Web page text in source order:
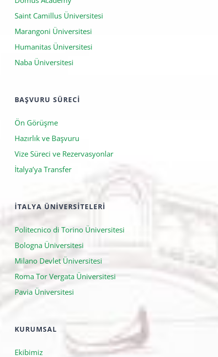
Domus Academy
Saint Camillus Üniversitesi
Marangoni Üniversitesi
Humanitas Üniversitesi
Naba Üniversitesi
BAŞVURU SÜRECI
Ön Görüşme
Hazırlık ve Başvuru
Vize Süreci ve Rezervasyonlar
İtalya’ya Transfer
İTALYA ÜNIVERSITELERI
Politecnico di Torino Üniversitesi
Bologna Üniversitesi
Milano Devlet Üniversitesi
Roma Tor Vergata Üniversitesi
Pavia Üniversitesi
KURUMSAL